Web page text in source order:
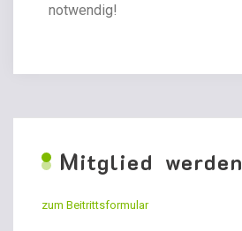
notwendig!
Mitglied werden
zum Beitrittsformular